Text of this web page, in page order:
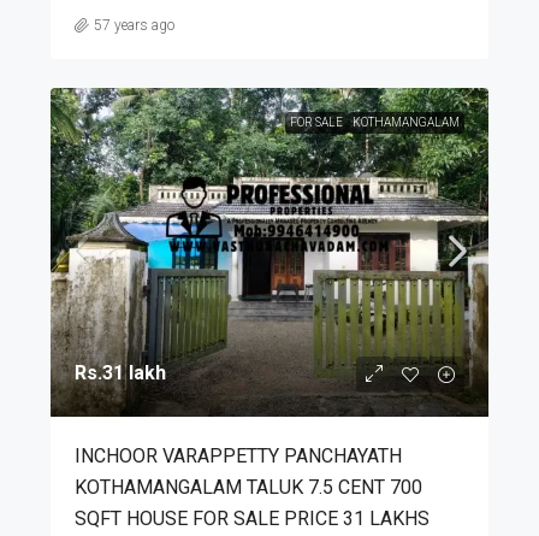
57 years ago
FOR SALE KOTHAMANGALAM
Rs.31 lakh
INCHOOR VARAPPETTY PANCHAYATH
KOTHAMANGALAM TALUK 7.5 CENT 700
SQFT HOUSE FOR SALE PRICE 31 LAKHS